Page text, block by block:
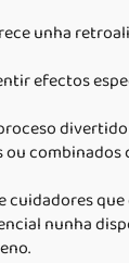
unha
efectos
nunha